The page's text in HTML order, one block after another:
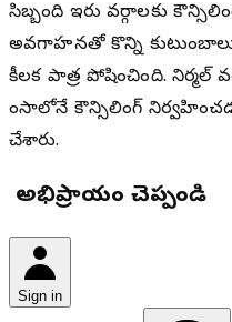
సిబ్బంది ఇరు వర్గాలకు
అవగాహనతో కొన్ని
కీలక పాత్ర పోషించింది. నిర్మల్
భైంసాలోనే కౌన్సిలింగ్
చేశారు.
మీ అభిప్రాయం చెప్పండి
Sign in